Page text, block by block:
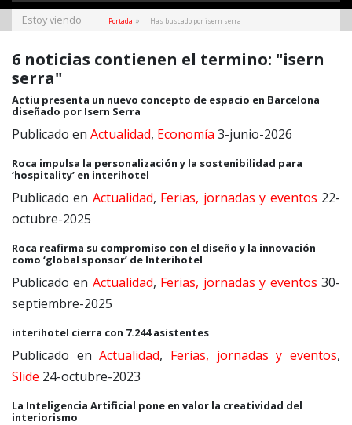
Estoy viendo Portada » Has buscado por isern serra
6 noticias contienen el termino: "isern
serra"
Actiu presenta un nuevo concepto de espacio en Barcelona
diseñado por Isern Serra
Publicado en Actualidad, Economía 3-junio-2026
Roca impulsa la personalización y la sostenibilidad para
‘hospitality’ en interihotel
Publicado en Actualidad, Ferias, jornadas y eventos 22-
octubre-2025
Roca reafirma su compromiso con el diseño y la innovación
como ‘global sponsor’ de Interihotel
Publicado en Actualidad, Ferias, jornadas y eventos 30-
septiembre-2025
interihotel cierra con 7.244 asistentes
Publicado enActualidad, Ferias, jornadas y eventos,
Slide 24-octubre-2023
La Inteligencia Artificial pone en valor la creatividad del
interiorismo